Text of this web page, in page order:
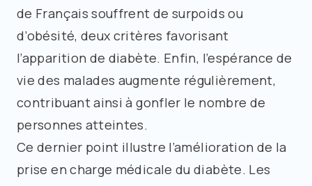
de Français souffrent de surpoids ou
d’obésité, deux critères favorisant
l’apparition de diabète. Enfin, l’espérance de
vie des malades augmente régulièrement,
contribuant ainsi à gonfler le nombre de
personnes atteintes.
Ce dernier point illustre l’amélioration de la
prise en charge médicale du diabète. Les